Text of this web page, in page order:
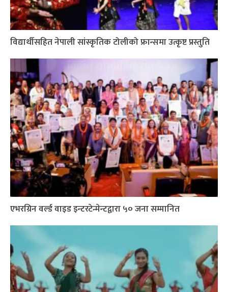
विद्यार्थीसहित नेपाली सांस्कृतिक टोलीको फ्रान्समा उत्कृष्ट प्रस्तुति
एभरग्रिन वर्ल्ड वाइड इन्टरटेन्मेन्टद्वारा ५० जना सम्मानित